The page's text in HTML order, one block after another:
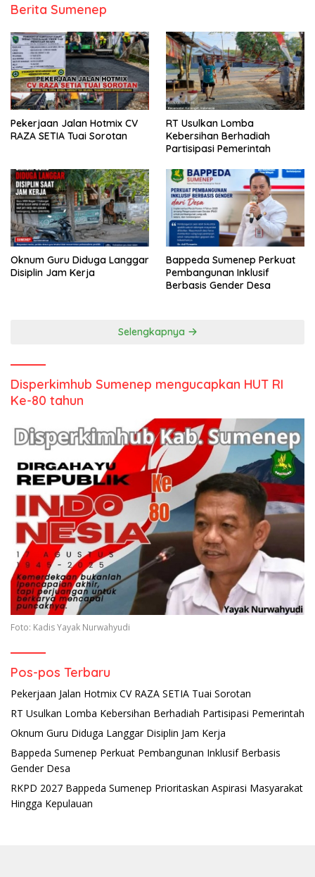
Berita Sumenep
Pekerjaan Jalan Hotmix CV
RAZA SETIA Tuai Sorotan
RT Usulkan Lomba
Kebersihan Berhadiah
Partisipasi Pemerintah
Oknum Guru Diduga Langgar
Disiplin Jam Kerja
Bappeda Sumenep Perkuat
Pembangunan Inklusif
Berbasis Gender Desa
Selengkapnya
Disperkimhub Sumenep mengucapkan HUT RI
Ke-80 tahun
Foto: Kadis Yayak Nurwahyudi
Pos-pos Terbaru
Pekerjaan Jalan Hotmix CV RAZA SETIA Tuai Sorotan
RT Usulkan Lomba Kebersihan Berhadiah Partisipasi Pemerintah
Oknum Guru Diduga Langgar Disiplin Jam Kerja
Bappeda Sumenep Perkuat Pembangunan Inklusif Berbasis
Gender Desa
RKPD 2027 Bappeda Sumenep Prioritaskan Aspirasi Masyarakat
Hingga Kepulauan